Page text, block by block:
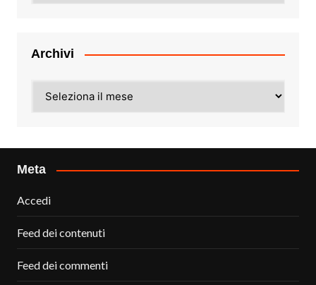
Archivi
Meta
Accedi
Feed dei contenuti
Feed dei commenti